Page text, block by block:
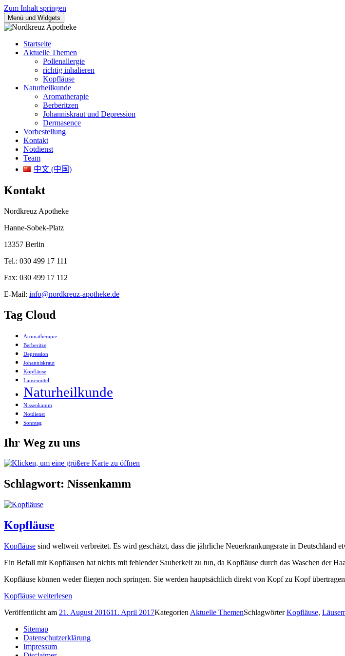
Zum Inhalt springen
Nordkreuz Apotheke am Bahnhof Gesundbrunnen
Apotheke täglich auch am Sonntag geöffnet
Menü und Widgets
Startseite
Aktuelle Themen
Pollenallergie
richtig inhalieren
Kopfläuse
Naturheilkunde
Aromatherapie
Berberitzen
Johanniskraut und Depression
Dermasence
Vorbestellung
Kontakt
Notdienst
Team
中文 (中国)
Kontakt
Nordkreuz Apotheke
Hanne-Sobek-Platz
13357 Berlin
Tel.: 030 499 17 111
Fax: 030 499 17 112
E-Mail: info@nordkreuz-apotheke.de
Tag Cloud
Aromatherapie
Berberitze
Depression
Johanniskraut
Kopfläuse
Läusemittel
Naturheilkunde
Nissenkamm
Notdienst
Sonntag
Ihr Weg zu uns
Schlagwort: Nissenkamm
Kopfläuse
Kopfläuse sind weltweit verbreitet. Es wird geschätzt, dass die jährliche Neuerkrankungsrate in Deutschland
Ein Befall mit Kopfläusen hat nichts mit fehlender Sauberkeit zu tun, da Kopfläuse durch das Waschen der
Kopfläuse können weder fliegen noch springen. Sie werden hauptsächlich direkt von Kopf zu Kopf
Kopfläuse weiterlesen
Veröffentlicht am 21. August 201611. April 2017Kategorien Aktuelle ThemenSchlagwörterKopfläuse,
Sitemap
Datenschutzerklärung
Impressum